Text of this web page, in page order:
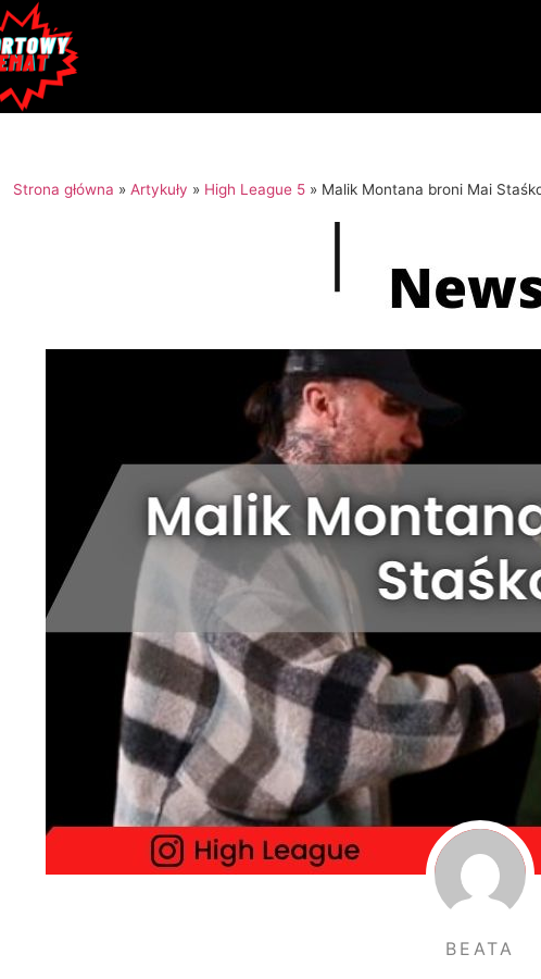
Strona główna » Artykuły » High League 5 » Malik Montana broni Mai
BEATA